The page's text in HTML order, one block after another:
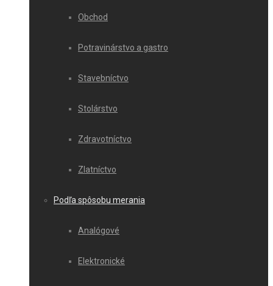
Obchod
Potravinárstvo a gastro
Stavebníctvo
Stolárstvo
Zdravotníctvo
Zlatníctvo
Podľa spôsobu merania
Analógové
Elektronické